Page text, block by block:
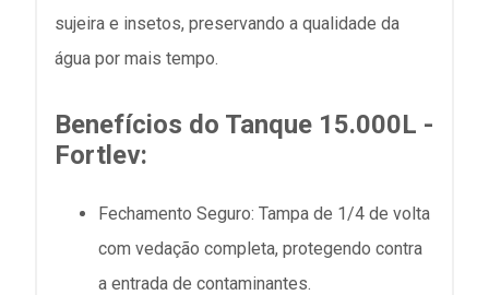
sujeira e insetos, preservando a qualidade da
água por mais tempo.
Benefícios do Tanque 15.000L -
Fortlev:
Fechamento Seguro: Tampa de 1/4 de volta
com vedação completa, protegendo contra
a entrada de contaminantes.